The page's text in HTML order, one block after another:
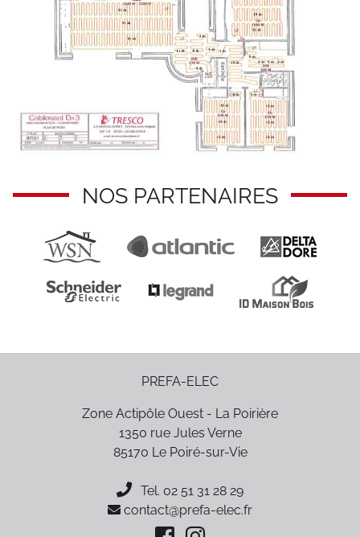
NOS PARTENAIRES
PREFA-ELEC
Zone Actipôle Ouest - La Poirière
1350 rue Jules Verne
85170 Le Poiré-sur-Vie
Tel. 02 51 31 28 29
contact@prefa-elec.fr